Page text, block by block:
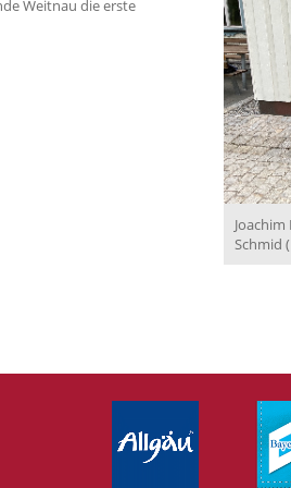
Schmid
Weitnau die erste